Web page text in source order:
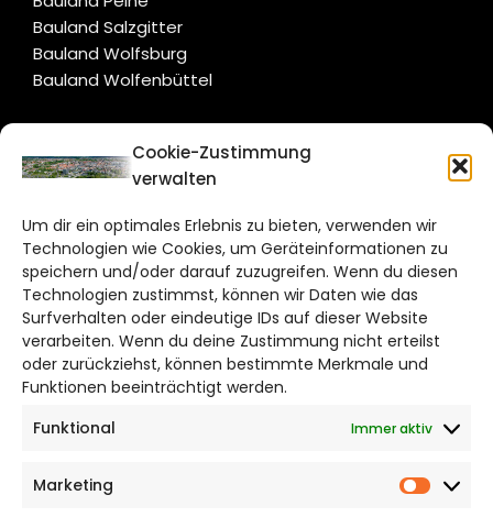
Cookie-Zustimmung
verwalten
Um dir ein optimales Erlebnis zu bieten, verwenden wir
Technologien wie Cookies, um Geräteinformationen zu
speichern und/oder darauf zuzugreifen. Wenn du diesen
Technologien zustimmst, können wir Daten wie das
Surfverhalten oder eindeutige IDs auf dieser Website
verarbeiten. Wenn du deine Zustimmung nicht erteilst
oder zurückziehst, können bestimmte Merkmale und
Funktionen beeinträchtigt werden.
Funktional
Immer aktiv
Marketing
Bauland Salzgitter
Bauland Wolfsburg
Bauland Wolfenbüttel
CITYLIFE!
Bruchtorwall 12
38100 Braunschweig
Telefon: 0531 387220 – 65
DAS STADTMAGAZIN FÜR
BRAUNSCHWEIG
Impressum
Cookie Richtlinie